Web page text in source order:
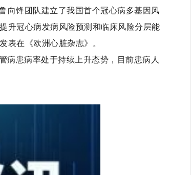
向锋团队建立了我国首个冠心病多基因风
升冠心病发病风险预测和临床风险分层能
在《欧洲心脏杂志》。
病患病率处于持续上升态势，目前患病人